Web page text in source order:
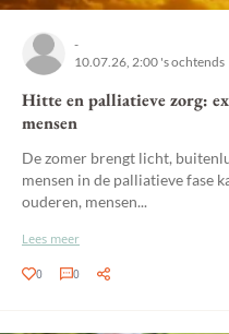
-
10.07.26, 2:00 's ochtends
Hitte en palliatieve zorg:
mensen
De zomer brengt licht,
mensen in de palliatieve fase
ouderen, mensen...
Lees meer
0 0